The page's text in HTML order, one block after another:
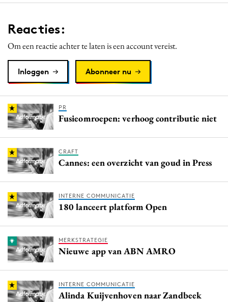
Reacties:
Om een reactie achter te laten is een account vereist.
Inloggen Abonneer nu
PR
Fusieomroepen: verhoog contributie niet
CRAFT
Cannes: een overzicht van goud in Press
INTERNE COMMUNICATIE
180 lanceert platform Open
MERKSTRATEGIE
Nieuwe app van ABN AMRO
INTERNE COMMUNICATIE
Alinda Kuijvenhoven naar Zandbeek